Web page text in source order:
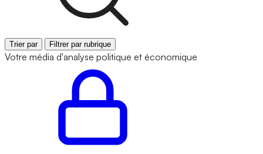
Trier par Filtrer par rubrique
Votre média d'analyse politique et économique